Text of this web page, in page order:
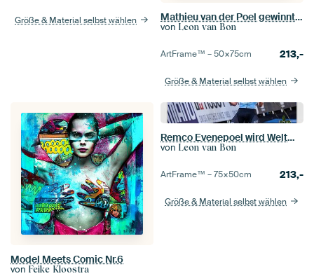
Größe & Material selbst wählen Mathieu van der Poel gewinnt Mailand - Sanremo
von Leon van Bon
ArtFrame™ –50×75cm 213,-
Größe & Material selbst wählen
Model Meets Comic Nr.6
von Feike Kloostra
Remco Evenepoel wird Weltmeister
von Leon van Bon
ArtFrame™ –75×50cm 213,-
Größe & Material selbst wählen